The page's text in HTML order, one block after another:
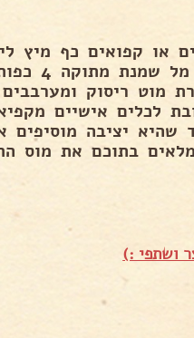
מוט ריסוק
לכלים אישיים
יציבה מוסיפים
בתוכם את מוס
ושתפי :)